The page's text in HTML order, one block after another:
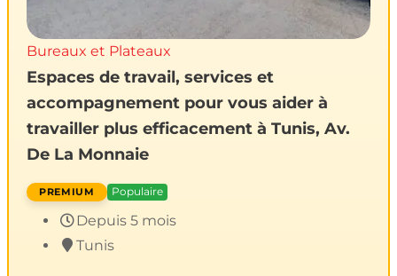
Bureaux et Plateaux
Espaces de travail, services et
accompagnement pour vous aider à
travailler plus efficacement à Tunis, Av.
De La Monnaie
Populaire
Depuis 5 mois
Tunis